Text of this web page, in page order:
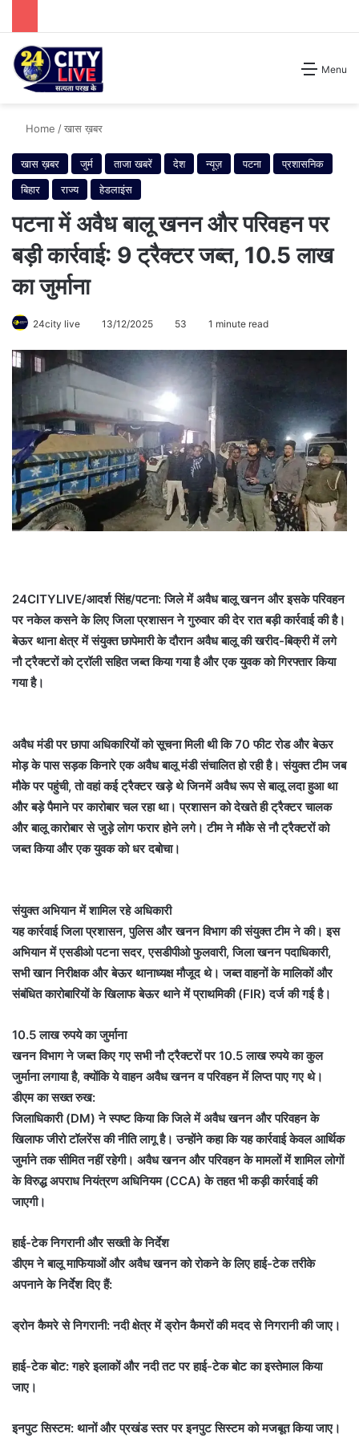
Menu
Search for
Home /खास ख़बर
खास ख़बर जुर्म ताजा खबरें देश न्यूज़ पटना
प्रशासनिक
बिहार
राज्य हेडलाइंस
पटना में अवैध बालू खनन और परिवहन पर
बड़ी कार्रवाई: 9 ट्रैक्टर जब्त, 10.5 लाख
का जुर्माना
24city live 13/12/2025 53 1 minute read
24CITYLIVE/आदर्श सिंह/पटना: जिले में अवैध बालू खनन और इसके परिवहन
पर नकेल कसने के लिए जिला प्रशासन ने गुरुवार की देर रात बड़ी कार्रवाई की है।
बेऊर थाना क्षेत्र में संयुक्त छापेमारी के दौरान अवैध बालू की खरीद-बिक्री में लगे
नौ ट्रैक्टरों को ट्रॉली सहित जब्त किया गया है और एक युवक को गिरफ्तार किया
गया है।
अवैध मंडी पर छापा अधिकारियों को सूचना मिली थी कि 70 फीट रोड और बेऊर
मोड़ के पास सड़क किनारे एक अवैध बालू मंडी संचालित हो रही है। संयुक्त टीम जब
मौके पर पहुंची, तो वहां कई ट्रैक्टर खड़े थे जिनमें अवैध रूप से बालू लदा हुआ था
और बड़े पैमाने पर कारोबार चल रहा था। प्रशासन को देखते ही ट्रैक्टर चालक
और बालू कारोबार से जुड़े लोग फरार होने लगे। टीम ने मौके से नौ ट्रैक्टरों को
जब्त किया और एक युवक को धर दबोचा।
संयुक्त अभियान में शामिल रहे अधिकारी
यह कार्रवाई जिला प्रशासन, पुलिस और खनन विभाग की संयुक्त टीम ने की। इस
अभियान में एसडीओ पटना सदर, एसडीपीओ फुलवारी, जिला खनन पदाधिकारी,
सभी खान निरीक्षक और बेऊर थानाध्यक्ष मौजूद थे। जब्त वाहनों के मालिकों और
संबंधित कारोबारियों के खिलाफ बेऊर थाने में प्राथमिकी (FIR) दर्ज की गई है।
10.5 लाख रुपये का जुर्माना
खनन विभाग ने जब्त किए गए सभी नौ ट्रैक्टरों पर 10.5 लाख रुपये का कुल
जुर्माना लगाया है, क्योंकि ये वाहन अवैध खनन व परिवहन में लिप्त पाए गए थे।
डीएम का सख्त रुख:
जिलाधिकारी (DM) ने स्पष्ट किया कि जिले में अवैध खनन और परिवहन के
खिलाफ जीरो टॉलरेंस की नीति लागू है। उन्होंने कहा कि यह कार्रवाई केवल आर्थिक
जुर्माने तक सीमित नहीं रहेगी। अवैध खनन और परिवहन के मामलों में शामिल लोगों
के विरुद्ध अपराध नियंत्रण अधिनियम (CCA) के तहत भी कड़ी कार्रवाई की
जाएगी।
हाई-टेक निगरानी और सख्ती के निर्देश
डीएम ने बालू माफियाओं और अवैध खनन को रोकने के लिए हाई-टेक तरीके
अपनाने के निर्देश दिए हैं:
ड्रोन कैमरे से निगरानी: नदी क्षेत्र में ड्रोन कैमरों की मदद से निगरानी की जाए।
हाई-टेक बोट: गहरे इलाकों और नदी तट पर हाई-टेक बोट का इस्तेमाल किया
जाए।
इनपुट सिस्टम: थानों और प्रखंड स्तर पर इनपुट सिस्टम को मजबूत किया जाए।